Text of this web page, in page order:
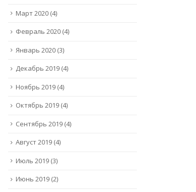
Март 2020 (4)
Февраль 2020 (4)
Январь 2020 (3)
Декабрь 2019 (4)
Ноябрь 2019 (4)
Октябрь 2019 (4)
Сентябрь 2019 (4)
Август 2019 (4)
Июль 2019 (3)
Июнь 2019 (2)